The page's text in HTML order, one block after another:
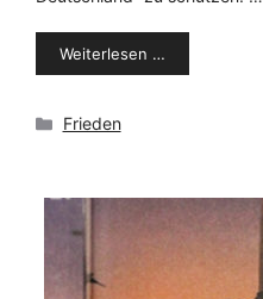
Weiterlesen …
Kategorien
Frieden